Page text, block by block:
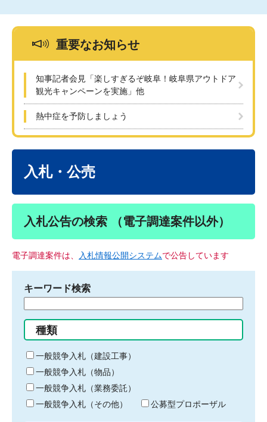
重要なお知らせ
知事記者会見「楽しすぎるぞ岐阜！岐阜県アウトドア
観光キャンペーンを実施」他
熱中症を予防しましょう
入札・公売
入札公告の検索 （電子調達案件以外）
電子調達案件は、 入札情報公開システムで公告しています
キーワード検索
る
キ
ー
ワ
ー
ド
種類
一般競争入札（建設工事）
一般競争入札（物品）
一般競争入札（業務委託）
一般競争入札（その他）
公募型プロポーザル